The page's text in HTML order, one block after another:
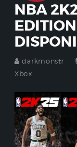
NBA
darkmonstr
Xbox